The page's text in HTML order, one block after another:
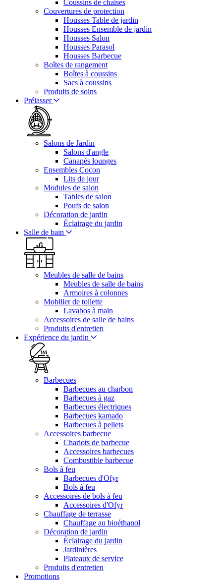
Coussins de chaises
Couvertures de protection
Housses Table de jardin
Housses Ensemble de jardin
Housses Salon
Housses Parasol
Housses Barbecue
Boîtes de rangement
Boîtes à coussins
Sacs à coussins
Produits de soins
Prélasser
Salons de Jardin
Salons d'angle
Canapés lounges
Ensembles Cocon
Lits de jour
Modules de salon
Tables de salon
Poufs de salon
Décoration de jardin
Éclairage du jardin
Salle de bain
Meubles de salle de bains
Meubles de salle de bains
Armoires à colonnes
Mobilier de toilette
Lavabos à main
Accessoires de salle de bains
Produits d'entretien
Expérience du jardin
Barbecues
Barbecues au charbon
Barbecues à gaz
Barbecues électriques
Barbecues kamado
Barbecues à pellets
Accessoires barbecue
Chariots de barbecue
Accessoires barbecues
Combustible barbecue
Bols à feu
Barbecues d'Ofyr
Bols à feu
Accessoires de bols à feu
Accessoires d'Ofyr
Chauffage de terrasse
Chauffage au bioéthanol
Décoration de jardin
Éclairage du jardin
Jardinières
Plateaux de service
Produits d'entretien
Promotions